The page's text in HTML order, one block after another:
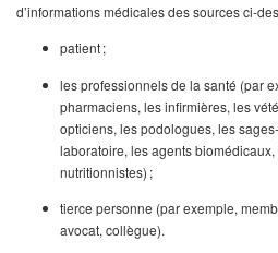
d’informations médicales des sources ci-
patient ;
les professionnels de la santé (par
pharmaciens, les infirmières, les
opticiens, les podologues, les
laboratoire, les agents
nutritionnistes) ;
tierce personne (par exemple,
avocat, collègue).